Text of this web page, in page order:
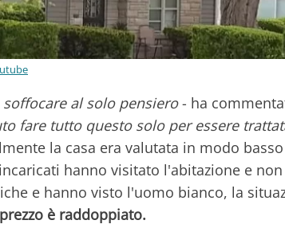
al solo pensiero- ha
fare tutto questo solo per essere
la casa era valutata in modo
hanno visitato l'abitazione e
e hanno visto l'uomo bianco, la
è raddoppiato.